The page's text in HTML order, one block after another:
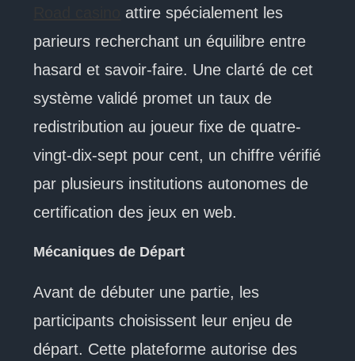
attire spécialement les
parieurs recherchant un équilibre entre
hasard et savoir-faire. Une clarté de cet
système validé promet un taux de
redistribution au joueur fixe de quatre-
vingt-dix-sept pour cent, un chiffre vérifié
par plusieurs institutions autonomes de
certification des jeux en web.
Mécaniques de Départ
Avant de débuter une partie, les
participants choisissent leur enjeu de
départ. Cette plateforme autorise des